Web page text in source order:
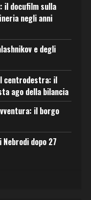
il docufilm sulla
negli anni
e degli
centrodestra: il
ago della bilancia
il borgo
dopo 27